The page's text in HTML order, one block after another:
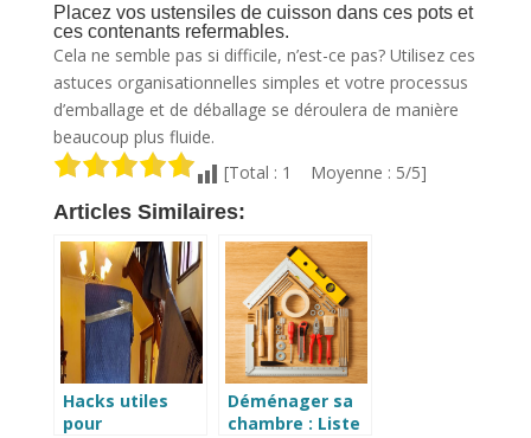
Placez vos ustensiles de cuisson dans ces pots et
ces contenants refermables.
Cela ne semble pas si difficile, n’est-ce pas? Utilisez ces
astuces organisationnelles simples et votre processus
d’emballage et de déballage se déroulera de manière
beaucoup plus fluide.
[Total : 1 Moyenne : 5/5]
Articles Similaires:
Hacks utiles
pour
Déménager sa
chambre : Liste